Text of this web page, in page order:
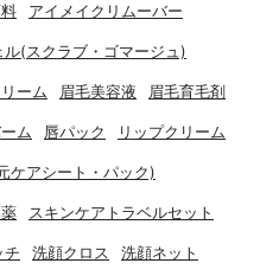
アイメイクリムーバー
ル(スクラブ・ゴマージュ)
ーム 眉毛美容液 眉毛育毛剤
ム 唇パック リップクリーム
ケアシート・パック)
スキンケアトラベルセット
チ 洗顔クロス 洗顔ネット